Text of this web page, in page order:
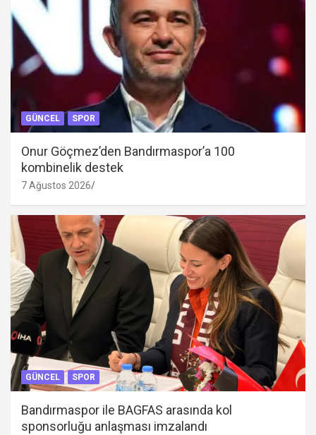
GÜNCEL SPOR
Onur Göçmez’den Bandırmaspor’a 100
kombinelik destek
7 Ağustos 2026
GÜNCEL SPOR
Bandırmaspor ile BAGFAS arasında kol
sponsorluğu anlaşması imzalandı